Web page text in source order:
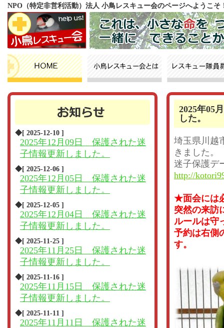
NPO（特定非営利活動）法人 小鳥レスキュー会のページへようこそ
◆[ 2025-12-10 ]
2025年12月09日 保護された迷
子情報更新しました。
◆[ 2025-12-06 ]
2025年12月05日 保護された迷
子情報更新しました。
◆[ 2025-12-05 ]
2025年12月04日 保護された迷
子情報更新しました。
◆[ 2025-11-25 ]
2025年11月25日 保護された迷
子情報更新しました。
◆[ 2025-11-16 ]
2025年11月15日 保護された迷
子情報更新しました。
◆[ 2025-11-11 ]
2025年11月11日 保護された迷
2025年05
した。
埼玉県川越
きました。
迷子保護デ
http://
★面会には
突然の来訪
ルールは守
予約は右側
す。